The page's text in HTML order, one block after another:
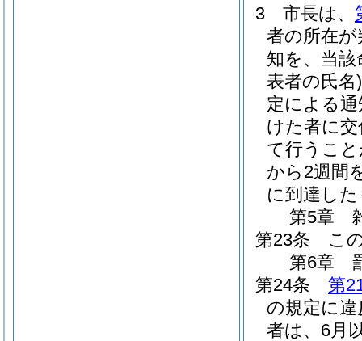
3
市長は、
者の所在
知を、当
表者の氏名)
定による
けた者に
て行うこ
から2週間
に到達し
第5章
第23条
こ
第6章
第24条
第
の規定に
者は、6月